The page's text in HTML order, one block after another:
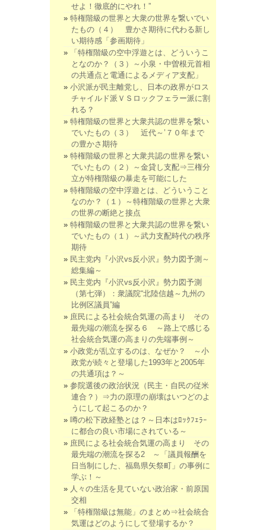
せよ！徹底的にやれ！”
特権階級の世界と大衆の世界を繋いでい
たもの（４） 豊かさ期待に代わる新し
い期待感「参画期待」
「特権階級の空中浮遊とは、どういうこ
となのか？（３）～小泉・中曽根元首相
の共通点と電通によるメディア支配」
小沢派が民主離党し、日本の政界がロス
チャイルド派ＶＳロックフェラー派に割
れる？
特権階級の世界と大衆共認の世界を繋い
でいたもの（３） 近代～’７０年まで
の豊かさ期待
特権階級の世界と大衆共認の世界を繋い
でいたもの（２）～金貸し支配⇒三権分
立が特権階級の暴走を可能にした
特権階級の空中浮遊とは、どういうこと
なのか？（１）～特権階級の世界と大衆
の世界の断絶と接点
特権階級の世界と大衆共認の世界を繋い
でいたもの（１）～武力支配時代の秩序
期待
民主党内『小沢vs反小沢』勢力図予測～
総集編～
民主党内『小沢vs反小沢』勢力図予測
（第七弾）：衆議院“北陸信越～九州の
比例区議員”編
庶民による社会統合気運の高まり その
最先端の潮流を探る６ ～路上で感じる
社会統合気運の高まりの先端事例～
小政党が乱立するのは、なぜか？ ～小
政党が続々と登場した1993年と2005年
の共通項は？～
参院選後の政治状況（民主・自民の従米
連合？）⇒力の原理の崩壊はいつどのよ
うにして起こるのか？
噂の松下政経塾とは？～日本はﾛｯｸﾌｪﾗｰ
に都合の良い市場にされている～
庶民による社会統合気運の高まり その
最先端の潮流を探る2 ～「議員報酬を
日当制にした、福島県矢祭町」の事例に
学ぶ！～
人々の生活を見ていない政治家・前原国
交相
「特権階級は無能」のまとめ⇒社会統合
気運はどのようにして登場するか？